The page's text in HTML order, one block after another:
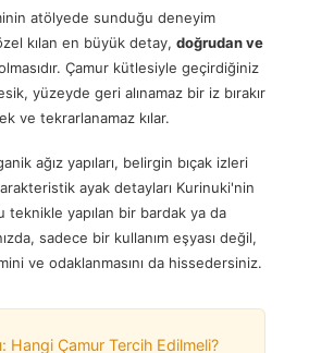
atölyede sunduğu deneyim
kılan en büyük detay, doğrudan ve
Çamur kütlesiyle geçirdiğiniz
yüzeyde geri alınamaz bir iz bırakır
ve tekrarlanamaz kılar.
ağız yapıları, belirgin bıçak izleri
ayak detayları Kurinuki'nin
teknikle yapılan bir bardak ya da
sadece bir kullanım eşyası değil,
ve odaklanmasını da hissedersiniz.
Hangi Çamur Tercih Edilmeli?